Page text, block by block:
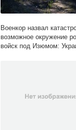
Военкор назвал
возможное окружение
войск под Изюмом: